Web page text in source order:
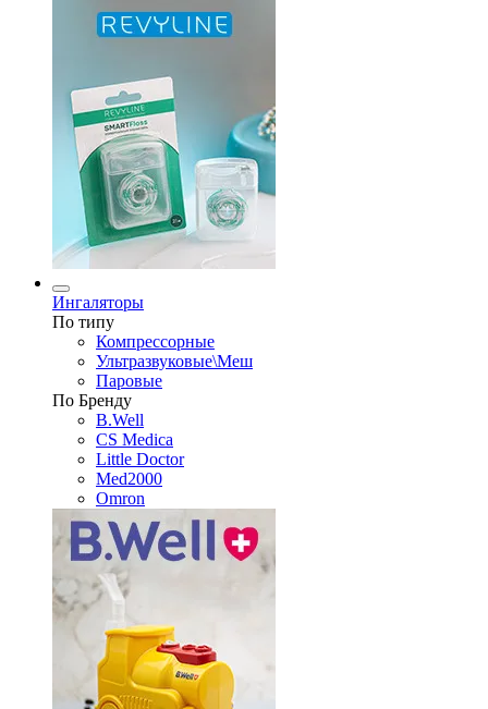
Ингаляторы
По типу
Компрессорные
Ультразвуковые\Меш
Паровые
По Бренду
B.Well
CS Medica
Little Doctor
Med2000
Omron